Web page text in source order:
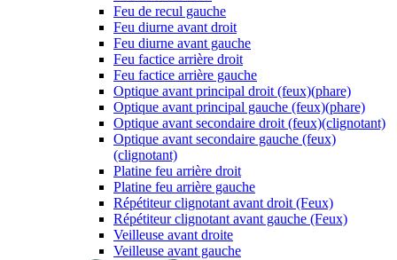
Feu de recul gauche
Feu diurne avant droit
Feu diurne avant gauche
Feu factice arrière droit
Feu factice arrière gauche
Optique avant principal droit (feux)(phare)
Optique avant principal gauche (feux)(phare)
Optique avant secondaire droit (feux)(clignotant)
Optique avant secondaire gauche (feux)
(clignotant)
Platine feu arrière droit
Platine feu arrière gauche
Répétiteur clignotant avant droit (Feux)
Répétiteur clignotant avant gauche (Feux)
Veilleuse avant droite
Veilleuse avant gauche